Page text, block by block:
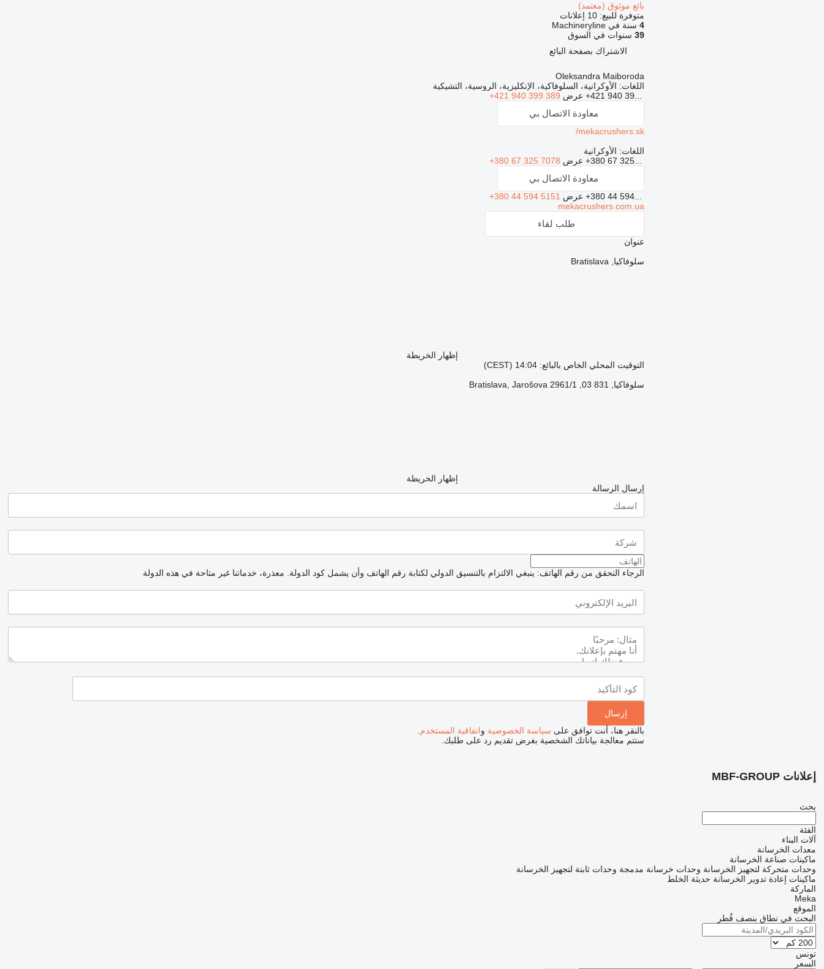
بائع موثوق (معتمد)
متوفرة للبيع: 10 إعلانات
4سنة في Machineryline
39سنوات في السوق
الاشتراك بصفحة البائع
Oleksandra Maiboroda
اللغات: الأوكرانية، السلوفاكية، الإنكليزية، الروسية، التشيكية
+421 940 39... عرض +421 940 399 389
معاودة الاتصال بي
mekacrushers.sk/
اللغات: الأوكرانية
+380 67 325... عرض +380 67 325 7078
معاودة الاتصال بي
+380 44 594... عرض +380 44 594 5151
mekacrushers.com.ua
طلب لقاء
عنوان
سلوفاكيا, Bratislava
إظهار الخريطة
التوقيت المحلي الخاص بالبائع: 14:04 (CEST)
سلوفاكيا, 831 03, Bratislava, Jarošova 2961/1
إظهار الخريطة
إرسال الرسالة
الرجاء التحقق من رقم الهاتف: ينبغي الالتزام بالتنسيق الدولي لكتابة رقم الهاتف وأن يشمل كود الدولة. معذرة، خدماتنا غير متاحة في هذه الدولة
بالنقر هنا، أنت توافق على سياسة الخصوصية واتفاقية المستخدم
ستتم معالجة بياناتك الشخصية بغرض تقديم رد على طلبك.
إعلانات MBF-GROUP
بحث
الفئة
آلات البناء
معدات الخرسانة
ماكينات صناعة الخرسانة
وحدات متحركة لتجهيز الخرسانة وحدات خرسانة مدمجة وحدات ثابتة لتجهيز الخرسانة
ماكينات إعادة تدوير الخرسانة حديثة الخلط
الماركة
Meka
الموقع
البحث في نطاق بنصف قُطر
تونس
السعر